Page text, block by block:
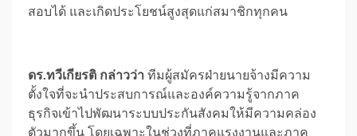
สอบได้ และเกิดประโยชน์สูงสุดแก่สมาชิกทุกคน
ดร.ทวีเกียรติ กล่าวว่า ทีมผู้สมัครฝ่ายนายจ้างมีความ
ตั้งใจที่จะนำประสบการณ์และองค์ความรู้จากภาค
ธุรกิจเข้าไปพัฒนาระบบประกันสังคมให้มีความคล่อง
ตัวมากขึ้น โดยเฉพาะในช่วงที่ภาคแรงงานและภาค